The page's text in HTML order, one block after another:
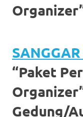
learn
about
https://
go
“Paket
Gedung/